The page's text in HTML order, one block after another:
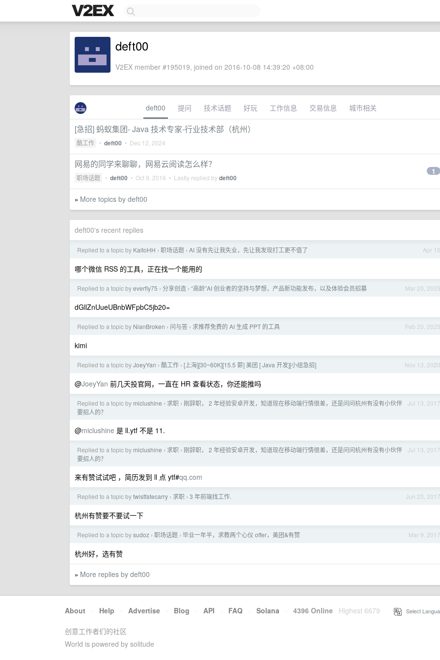
deft00
V2EX member #195019, joined on 2016-10-08 14:39:20 +08:00
deft00 提问 技术话题 好玩 工作信息 交易信息 城市相关
[急招] 蚂蚁集团- Java 技术专家-行业技术部（杭州）
酷工作 • deft00 • Dec 12, 2024
网易的同学来聊聊，网易云阅读怎么样？
职场话题 • deft00 • Oct 9, 2016 • Lastly replied bydeft00
1
» More topics by deft00
deft00's recent replies
Apr 15
Replied to a topic by KaitoHH › 职场话题 › AI 没有先让我失业，先让我发现打工更不值了
哪个微信 RSS 的工具，正在找一个能用的
Mar 20, 2025
Replied to a topic byeverfly75 › 分享创造 › “高龄”AI 创业者的坚持与梦想，产品新功能发布，以及体验会员招募
dGllZnUueUBnbWFpbC5jb20=
Feb 20, 2025
Replied to a topic by NianBroken › 问与答 › 求推荐免费的 AI 生成 PPT 的工具
kimi
Nov 13, 2020
Replied to a topic byJoeyYan › 酷工作 › [上海][30~60K][15.5 薪] 美团 [ Java 开发][小组急招]
@JoeyYan 前几天投官网，一直在 HR 查看状态，你还能推吗
Jul 13, 2017
Replied to a topic by miclushine › 求职 › 刚辞职， 2 年经验安卓开发，知道现在移动端行情很差，还是问问杭州有没有小伙伴
要招人的？
@miclushine 是 ll.ytf 不是 11.
Jul 13, 2017
Replied to a topic by miclushine › 求职 › 刚辞职， 2 年经验安卓开发，知道现在移动端行情很差，还是问问杭州有没有小伙伴
要招人的？
来有赞试试吧 ，简历发到 ll 点 ytf#qq.com
Jun 23, 2017
Replied to a topic bytwistfatecarry › 求职 › 3 年前端找工作.
杭州有赞要不要试一下
Mar 9, 2017
Replied to a topic bysudoz › 职场话题 › 毕业一年半，求教两个心仪 offer，美团&有赞
杭州好，选有赞
» More replies by deft00
About · Help · Advertise · Blog · API · FAQ · Solana · 4396 Online Highest 6679 Select
创意工作者们的社区
World is powered by solitude